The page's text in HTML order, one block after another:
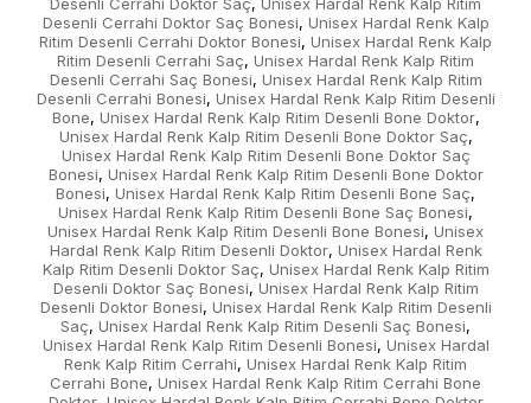
,
Desenli Cerrahi Doktor Saç Bonesi, Unisex Hardal Renk Kalp
Ritim Desenli Cerrahi Doktor Bonesi, Unisex Hardal Renk Kalp
Ritim Desenli Cerrahi Saç, Unisex Hardal Renk Kalp Ritim
Desenli Cerrahi Saç Bonesi, Unisex Hardal Renk Kalp Ritim
Desenli Cerrahi Bonesi, Unisex Hardal Renk Kalp Ritim Desenli
Bone, Unisex Hardal Renk Kalp Ritim Desenli Bone Doktor,
Unisex Hardal Renk Kalp Ritim Desenli Bone Doktor Saç,
Unisex Hardal Renk Kalp Ritim Desenli Bone Doktor Saç
Bonesi, Unisex Hardal Renk Kalp Ritim Desenli Bone Doktor
Bonesi, Unisex Hardal Renk Kalp Ritim Desenli Bone Saç,
Unisex Hardal Renk Kalp Ritim Desenli Bone Saç Bonesi,
Unisex Hardal Renk Kalp Ritim Desenli Bone Bonesi, Unisex
Hardal Renk Kalp Ritim Desenli Doktor, Unisex Hardal Renk
Kalp Ritim Desenli Doktor Saç, Unisex Hardal Renk Kalp Ritim
Desenli Doktor Saç Bonesi, Unisex Hardal Renk Kalp Ritim
Desenli Doktor Bonesi, Unisex Hardal Renk Kalp Ritim Desenli
Saç, Unisex Hardal Renk Kalp Ritim Desenli Saç Bonesi,
Unisex Hardal Renk Kalp Ritim Desenli Bonesi, Unisex Hardal
Renk Kalp Ritim Cerrahi, Unisex Hardal Renk Kalp Ritim
Cerrahi Bone, Unisex Hardal Renk Kalp Ritim Cerrahi Bone